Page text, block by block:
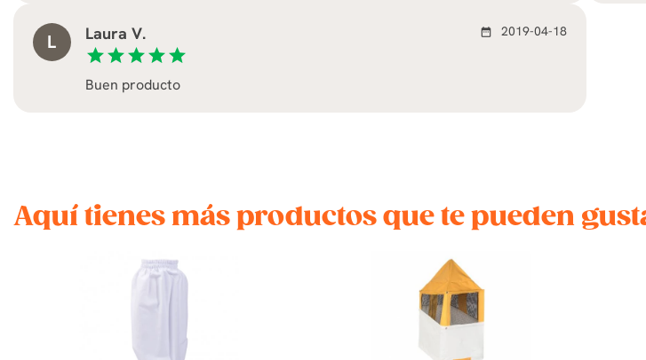
L
Laura V.
starstarstarstarstar
date_range 2019-04-18
Buen producto
Aquí tienes más productos que te pueden